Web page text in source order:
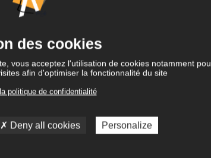
Gafa!
Ker Gafa, c’est bénéficier de conseils et
En vous inscrivant, vous rejoignez une
d’achats
des cookies
vous acceptez l'utilisation de cookies notamment
afin d'optimiser la fonctionnalité du site
politique de confidentialité
Deny all cookies Personalize